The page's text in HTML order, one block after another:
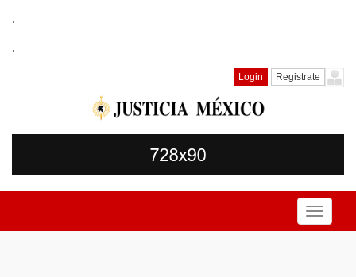
.
.
Login Registrate
Toggle